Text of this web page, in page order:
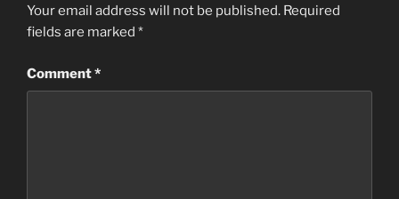
Your email address will not be published. Required
fields are marked *
Comment*